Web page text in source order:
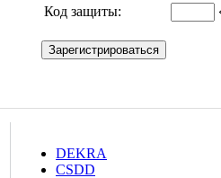
Код защиты:
DEKRA
CSDD